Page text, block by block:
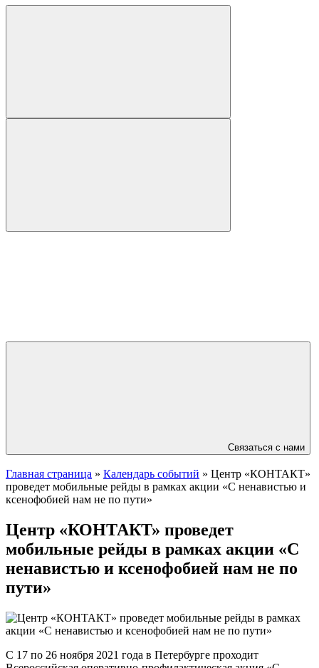
Связаться с нами
Главная страница » Календарь событий » Центр «КОНТАКТ»
проведет мобильные рейды в рамках акции «С ненавистью и
ксенофобией нам не по пути»
Центр «КОНТАКТ» проведет
мобильные рейды в рамках акции «С
ненавистью и ксенофобией нам не по
пути»
С 17 по 26 ноября 2021 года в Петербурге проходит